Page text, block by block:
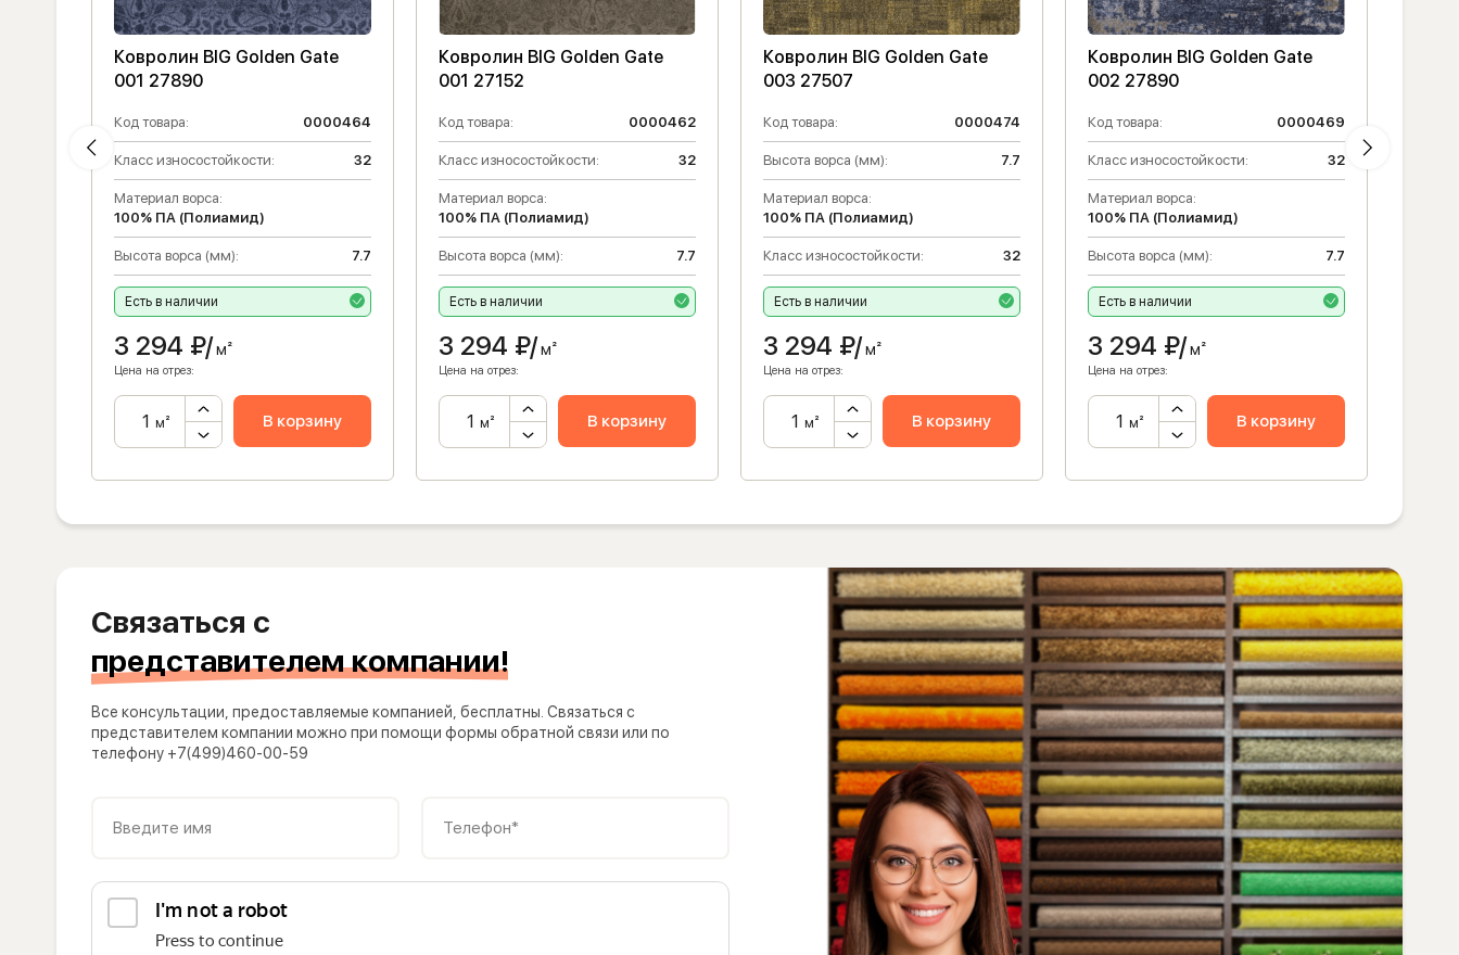
Ковролин BIG Golden Gate
001 27890
Код товара: 0000464
Класс износостойкости: 32
Материал ворса:
100% ПА (Полиамид)
Высота ворса (мм): 7.7
Есть в наличии
3 294 ₽/м²
Цена на отрез:
м² В корзину
Ковролин BIG Golden Gate
001 27152
Код товара: 0000462
Класс износостойкости: 32
Материал ворса:
100% ПА (Полиамид)
Высота ворса (мм): 7.7
Есть в наличии
3 294 ₽/м²
Цена на отрез:
м² В корзину
Ковролин BIG Golden Gate
003 27507
Код товара: 0000474
Высота ворса (мм): 7.7
Материал ворса:
100% ПА (Полиамид)
Класс износостойкости: 32
Есть в наличии
3 294 ₽/м²
Цена на отрез:
м² В корзину
Ковролин BIG Golden Gate
002 27890
Код товара: 0000469
Класс износостойкости: 32
Материал ворса:
100% ПА (Полиамид)
Высота ворса (мм): 7.7
Есть в наличии
3 294 ₽/м²
Цена на отрез:
м² В корзину
Связаться с
представителем компании!
Все консультации, предоставляемые компанией, бесплатны. Связаться с
представителем компании можно при помощи формы обратной связи или по
телефону +7(499)460-00-59
Введите имя Телефон*